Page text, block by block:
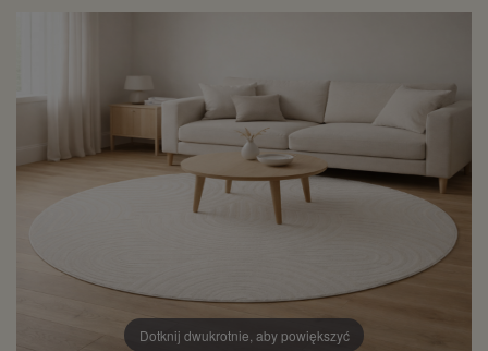
Dotknij dwukrotnie, aby powiększyć